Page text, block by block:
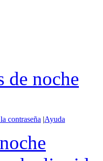
contraseña |Ayuda
de noche